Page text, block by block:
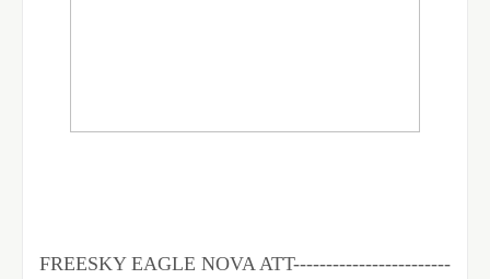
FREESKY EAGLE NOVA ATT------------------------